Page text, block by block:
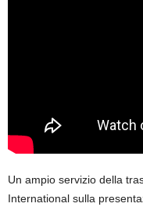
Un ampio servizio della
International sulla